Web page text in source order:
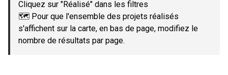
Cliquez sur "Réalisé" dans les filtres
🗺️ Pour que l'ensemble des projets réalisés
s'affichent sur la carte, en bas de page, modifiez le
nombre de résultats par page.